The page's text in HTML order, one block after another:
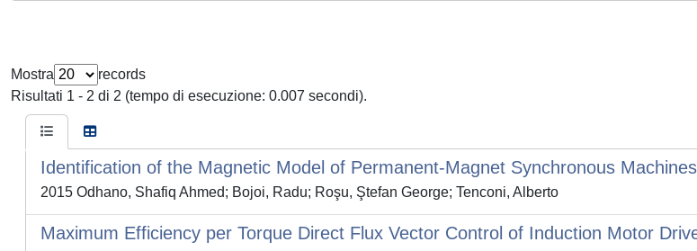
Mostra
records
Risultati 1 - 2 di 2 (tempo di esecuzione: 0.007 secondi).
Identification of the Magnetic Model of Permanent-Magnet Synchronous
2015 Odhano, Shafiq Ahmed; Bojoi, Radu; Roşu, Ştefan George; Tenconi, Alberto
Maximum Efficiency per Torque Direct Flux Vector Control of Induction Motor